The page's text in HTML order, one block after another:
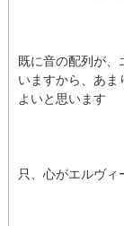
既に音の配列が、
いますから、あま
よいと思います
只、心がエルヴィ